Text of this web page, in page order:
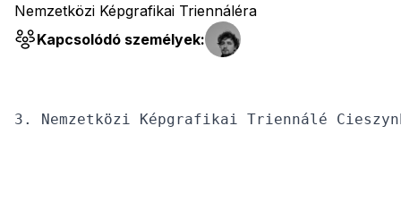
Nemzetközi Képgrafikai Triennáléra
Kapcsolódó személyek: